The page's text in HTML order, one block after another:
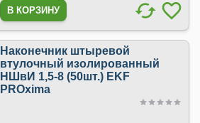
Наконечник штыревой
втулочный изолированный
НШвИ 1,5-8 (50шт.) EKF
PROxima